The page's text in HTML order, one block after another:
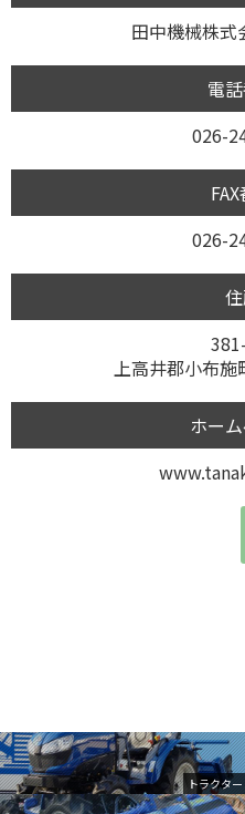
トラクター
田中機械株式
電
026-
026-
上高井郡小布施
ホー